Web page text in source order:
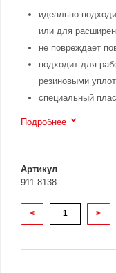
идеально
или для
не повреждает
подходит для
резиновыми
специальный
Подробнее
Артикул
911.8138
< >